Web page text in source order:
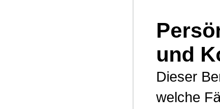
und
Dieser
welche